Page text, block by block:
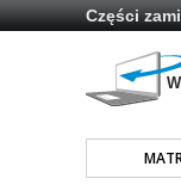
Części